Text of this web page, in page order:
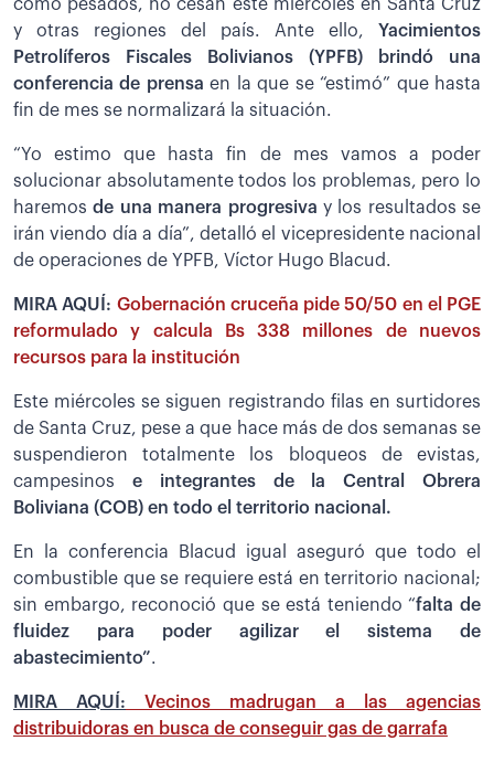
como pesados, no cesan este miércoles en Santa Cruz
y otras regiones del país. Ante ello, Yacimientos
Petrolíferos Fiscales Bolivianos (YPFB) brindó una
conferencia de prensaen la que se “estimó” que hasta
fin de mes se normalizará la situación.
“Yo estimo que hasta fin de mes vamos a poder
solucionar absolutamente todos los problemas, pero lo
haremosde una manera progresiva y los resultados se
irán viendo día a día”, detalló el vicepresidente nacional
de operaciones de YPFB, Víctor Hugo Blacud.
MIRA AQUÍ: Gobernación cruceña pide 50/50 en el PGE
reformulado y calcula Bs 338 millones de nuevos
recursos para la institución
Este miércoles se siguen registrando filas en surtidores
de Santa Cruz, pese a que hace más de dos semanas se
suspendieron totalmente los bloqueos de evistas,
campesinos e integrantes de la Central Obrera
Boliviana (COB) en todo el territorio nacional.
En la conferencia Blacud igual aseguró que todo el
combustible que se requiere está en territorio nacional;
sin embargo, reconoció que se está teniendo “falta de
fluidez para poder agilizar el sistema de
abastecimiento”.
MIRA AQUÍ: Vecinos madrugan a las agencias
distribuidoras en busca de conseguir gas de garrafa